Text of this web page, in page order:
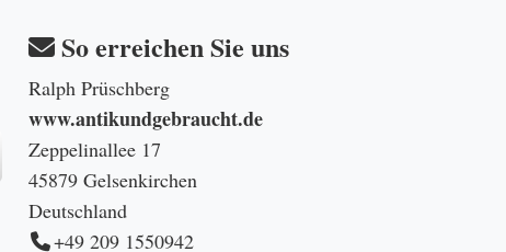
So erreichen Sie uns
Ralph Prüschberg
www.antikundgebraucht.de
Zeppelinallee 17
45879 Gelsenkirchen
Deutschland
+49 209 1550942